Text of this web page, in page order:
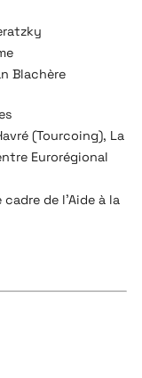
Blachère
(Tourcoing), La
Eurorégional
de l’Aide à la